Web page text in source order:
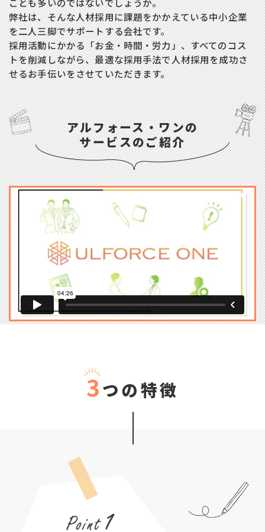
弊社は、そんな人材採用に課題をかかえている中小企業
を二人三脚でサポートする会社です。
採用活動にかかる「お金・時間・労力」、すべてのコス
トを削減しながら、最適な採用手法で人材採用を成功さ
せるお手伝いをさせていただきます。
アルフォース・ワンの
サービスのご紹介
3つの特徴